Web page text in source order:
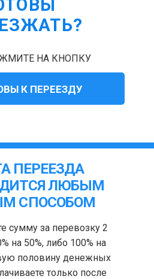
НА КНОПКУ
К ПЕРЕЕЗДУ
ПЕРЕЕЗДА
ЛЮБЫМ
СПОСОБОМ
сумму за перевозку 2
на 50%, либо 100% на
половину денежных
только после